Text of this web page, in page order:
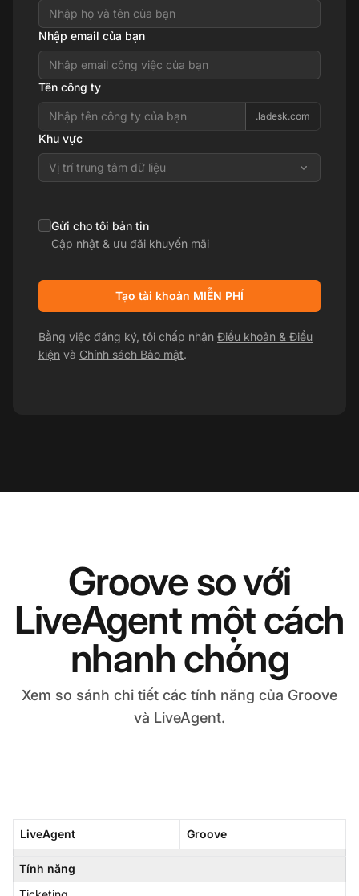
Nhập email của bạn
Tên công ty
.ladesk.com
Khu vực
Vị trí trung tâm dữ liệu
Gửi cho tôi bản tin
Cập nhật & ưu đãi khuyến mãi
Tạo tài khoản MIỄN PHÍ
Bằng việc đăng ký, tôi chấp nhận Điều khoản & Điều
kiện và Chính sách Bảo mật.
Groove so với
LiveAgent một cách
nhanh chóng
Xem so sánh chi tiết các tính năng của Groove
và LiveAgent.
LiveAgent Groove
Tính năng